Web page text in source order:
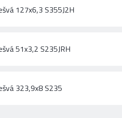
127x6,3 S355J2H
51x3,2 S235JRH
323,9x8 S235